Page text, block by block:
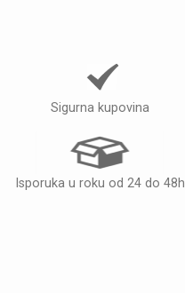
Sigurna kupovina
Isporuka u roku od 24 do 48h